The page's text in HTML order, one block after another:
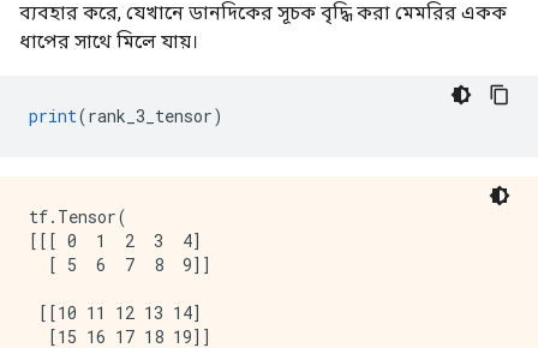
ব্যবহার করে, যেখানে ডানদিকের সূচক বৃদ্ধি করা মেমরির একক
ধাপের সাথে মিলে যায়।
print(rank_3_tensor)
tf.Tensor(
[[[ 0  1  2  3  4]
  [ 5  6  7  8  9]]
[[10 11 12 13 14]
  [15 16 17 18 19]]